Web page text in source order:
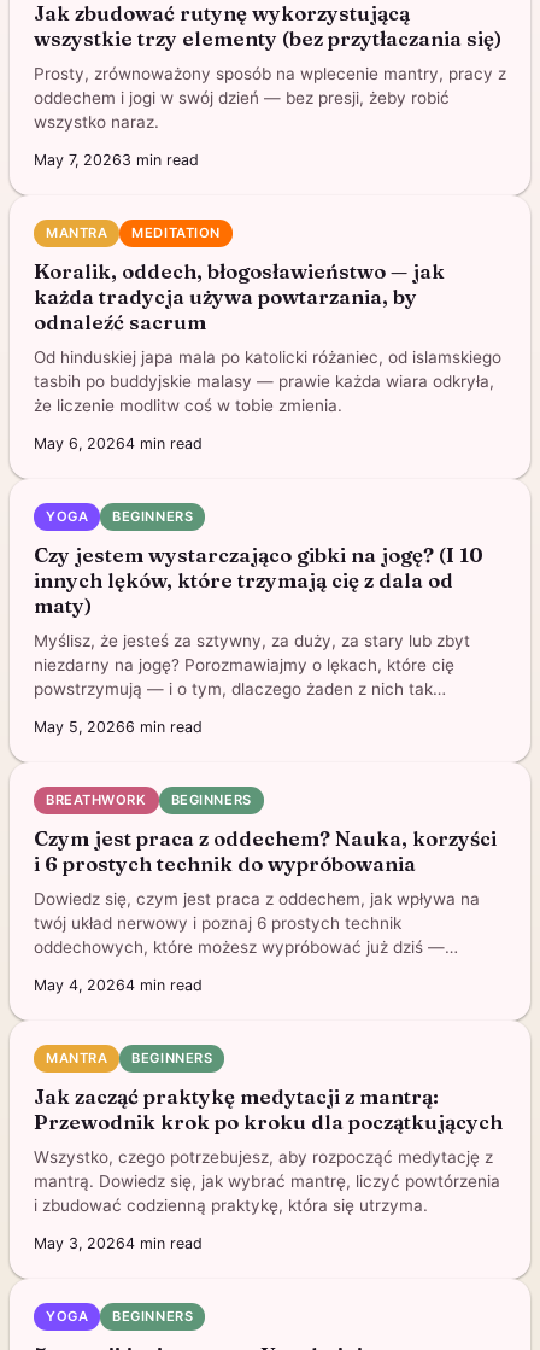
Jak zbudować rutynę wykorzystującą
wszystkie trzy elementy (bez przytłaczania się)
Prosty, zrównoważony sposób na wplecenie mantry, pracy z
oddechem i jogi w swój dzień — bez presji, żeby robić
wszystko naraz.
May 7, 20263 min read
MANTRA MEDITATION
Koralik, oddech, błogosławieństwo — jak
każda tradycja używa powtarzania, by
odnaleźć sacrum
Od hinduskiej japa mala po katolicki różaniec, od islamskiego
tasbih po buddyjskie malasy — prawie każda wiara odkryła,
że liczenie modlitw coś w tobie zmienia.
May 6, 20264 min read
YOGA BEGINNERS
Czy jestem wystarczająco gibki na jogę? (I 10
innych lęków, które trzymają cię z dala od
maty)
Myślisz, że jesteś za sztywny, za duży, za stary lub zbyt
niezdarny na jogę? Porozmawiajmy o lękach, które cię
powstrzymują — i o tym, dlaczego żaden z nich tak
May 5, 20266 min read
BREATHWORK BEGINNERS
Czym jest praca z oddechem? Nauka, korzyści
i 6 prostych technik do wypróbowania
Dowiedz się, czym jest praca z oddechem, jak wpływa na
twój układ nerwowy i poznaj 6 prostych technik
oddechowych, które możesz wypróbować już dziś —
May 4, 20264 min read
MANTRA BEGINNERS
Jak zacząć praktykę medytacji z mantrą:
Przewodnik krok po kroku dla początkujących
Wszystko, czego potrzebujesz, aby rozpocząć medytację z
mantrą. Dowiedz się, jak wybrać mantrę, liczyć powtórzenia
i zbudować codzienną praktykę, która się utrzyma.
May 3, 20264 min read
YOGA BEGINNERS